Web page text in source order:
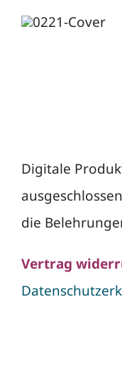
Digitale
die
Vertrag